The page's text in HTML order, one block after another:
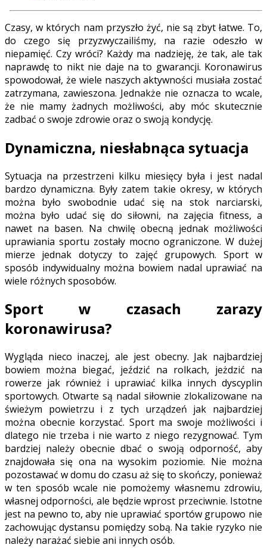
Czasy, w których nam przyszło żyć, nie są zbyt łatwe. To,
do czego się przyzwyczailiśmy, na razie odeszło w
niepamięć. Czy wróci? Każdy ma nadzieję, że tak, ale tak
naprawdę to nikt nie daje na to gwarancji. Koronawirus
spowodował, że wiele naszych aktywności musiała zostać
zatrzymana, zawieszona. Jednakże nie oznacza to wcale,
że nie mamy żadnych możliwości, aby móc skutecznie
zadbać o swoje zdrowie oraz o swoją kondycję.
Dynamiczna, niesłabnąca sytuacja
Sytuacja na przestrzeni kilku miesięcy była i jest nadal
bardzo dynamiczna. Były zatem takie okresy, w których
można było swobodnie udać się na stok narciarski,
można było udać się do siłowni, na zajęcia fitness, a
nawet na basen. Na chwilę obecną jednak możliwości
uprawiania sportu zostały mocno ograniczone. W dużej
mierze jednak dotyczy to zajęć grupowych. Sport w
sposób indywidualny można bowiem nadal uprawiać na
wiele różnych sposobów.
Sport w czasach zarazy
koronawirusa?
Wygląda nieco inaczej, ale jest obecny. Jak najbardziej
bowiem można biegać, jeździć na rolkach, jeżdzić na
rowerze jak również i uprawiać kilka innych dyscyplin
sportowych. Otwarte są nadal siłownie zlokalizowane na
świeżym powietrzu i z tych urządzeń jak najbardziej
można obecnie korzystać. Sport ma swoje możliwości i
dlatego nie trzeba i nie warto z niego rezygnować. Tym
bardziej należy obecnie dbać o swoją odporność, aby
znajdowała się ona na wysokim poziomie. Nie można
pozostawać w domu do czasu aż się to skończy, ponieważ
w ten sposób wcale nie pomożemy własnemu zdrowiu,
własnej odporności, ale będzie wprost przeciwnie. Istotne
jest na pewno to, aby nie uprawiać sportów grupowo nie
zachowując dystansu pomiędzy sobą. Na takie ryzyko nie
należy narażać siebie ani innych osób.